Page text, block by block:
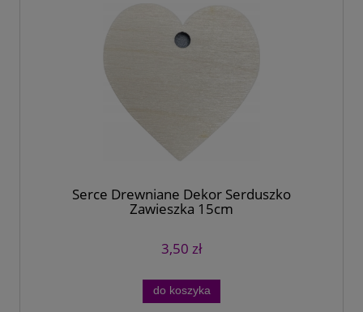
Serce Drewniane Dekor Serduszko
Zawieszka 15cm
3,50 zł
do koszyka